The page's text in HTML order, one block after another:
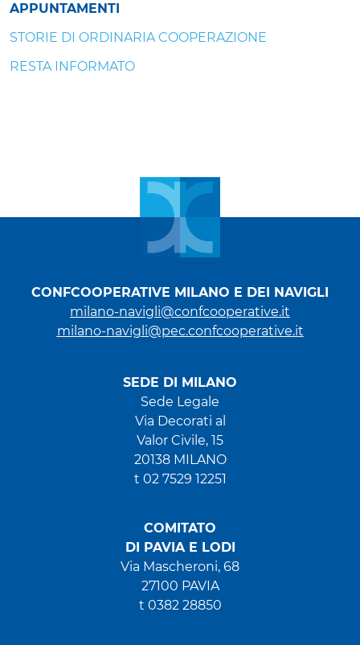
APPUNTAMENTI
STORIE DI ORDINARIA COOPERAZIONE
RESTA INFORMATO
CONFCOOPERATIVE MILANO E DEI NAVIGLI
milano-navigli@confcooperative.it
milano-navigli@pec.confcooperative.it
SEDE DI MILANO
Sede Legale
Via Decorati al
Valor Civile, 15
20138 MILANO
t 02 7529 12251
COMITATO
DI PAVIA E LODI
Via Mascheroni, 68
27100 PAVIA
t 0382 28850